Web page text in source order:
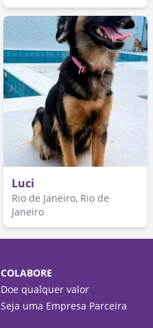
Luci
Rio de Janeiro, Rio de
Janeiro
COLABORE
Doe qualquer valor
Seja uma Empresa Parceira